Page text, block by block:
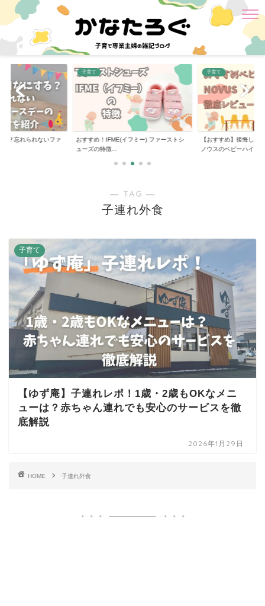
？忘れられないファ
子育て
おすすめ！IFME(イフミー) ファーストシ
ューズの特徴...
子育て
【おすすめ】後悔しな
ノウスのベビーハイ...
― TAG ―
子連れ外食
子育て
【ゆず庵】子連れレポ！1歳・2歳もOKなメニ
ューは？赤ちゃん連れでも安心のサービスを徹
底解説
2026年1月29日
HOME 子連れ外食